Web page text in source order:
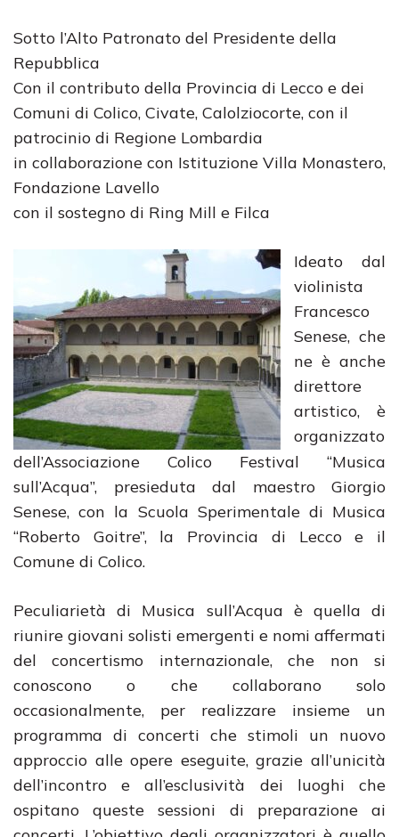
Sotto l’Alto Patronato del Presidente della
Repubblica
Con il contributo della Provincia di Lecco e dei
Comuni di Colico, Civate, Calolziocorte, con il
patrocinio di Regione Lombardia
in collaborazione con Istituzione Villa Monastero,
Fondazione Lavello
con il sostegno di Ring Mill e Filca
Ideato dal
violinista
Francesco
Senese, che
ne è anche
direttore
artistico, è
organizzato
dell’Associazione Colico Festival “Musica
sull’Acqua”, presieduta dal maestro Giorgio
Senese, con la Scuola Sperimentale di Musica
“Roberto Goitre”, la Provincia di Lecco e il
Comune di Colico.
Peculiarietà di Musica sull’Acqua è quella di
riunire giovani solisti emergenti e nomi affermati
del concertismo internazionale, che non si
conoscono o che collaborano solo
occasionalmente, per realizzare insieme un
programma di concerti che stimoli un nuovo
approccio alle opere eseguite, grazie all’unicità
dell’incontro e all’esclusività dei luoghi che
ospitano queste sessioni di preparazione ai